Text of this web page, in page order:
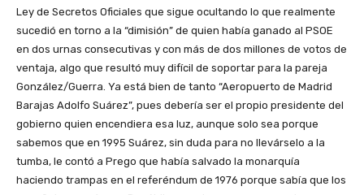
Ley de Secretos Oficiales que sigue ocultando lo que realmente
sucedió en torno a la “dimisión” de quien había ganado al PSOE
en dos urnas consecutivas y con más de dos millones de votos de
ventaja, algo que resultó muy difícil de soportar para la pareja
González/Guerra. Ya está bien de tanto “Aeropuerto de Madrid
Barajas Adolfo Suárez”, pues debería ser el propio presidente del
gobierno quien encendiera esa luz, aunque solo sea porque
sabemos que en 1995 Suárez, sin duda para no llevárselo a la
tumba, le contó a Prego que había salvado la monarquía
haciendo trampas en el referéndum de 1976 porque sabía que los